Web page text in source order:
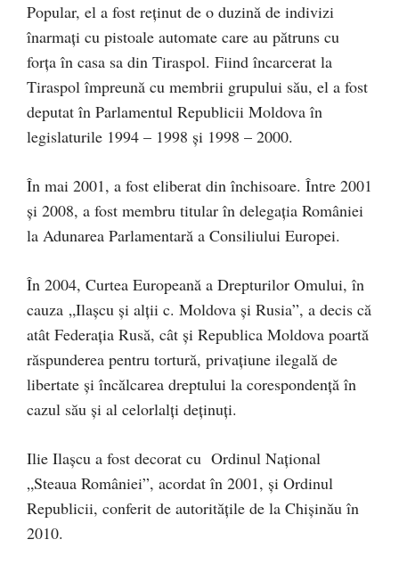
Popular, el a fost reţinut de o duzină de indivizi
înarmaţi cu pistoale automate care au pătruns cu
forţa în casa sa din Tiraspol. Fiind încarcerat la
Tiraspol împreună cu membrii grupului său, el a fost
deputat în Parlamentul Republicii Moldova în
legislaturile 1994 – 1998 și 1998 – 2000.
În mai 2001, a fost eliberat din închisoare. Între 2001
și 2008, a fost membru titular în delegația României
la Adunarea Parlamentară a Consiliului Europei.
În 2004, Curtea Europeană a Drepturilor Omului, în
cauza „Ilașcu și alții c. Moldova și Rusia”, a decis că
atât Federația Rusă, cât și Republica Moldova poartă
răspunderea pentru tortură, privațiune ilegală de
libertate și încălcarea dreptului la corespondență în
cazul său și al celorlalți deținuți.
Ilie Ilașcu a fost decorat cu Ordinul Național
„Steaua României”, acordat în 2001, și Ordinul
Republicii, conferit de autoritățile de la Chișinău în
2010.